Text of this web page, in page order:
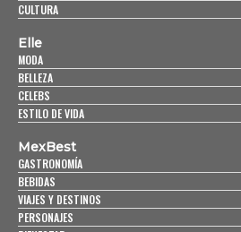
CULTURA
Elle
MODA
BELLEZA
CELEBS
ESTILO DE VIDA
MexBest
GASTRONOMÍA
BEBIDAS
VIAJES Y DESTINOS
PERSONAJES